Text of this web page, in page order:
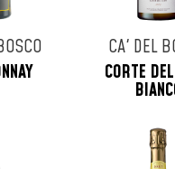
CA' DEL
CORTE